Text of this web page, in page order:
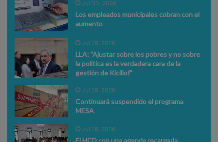
Jul 30, 2026
Los empleados municipales cobran con el
aumento
Jul 29, 2026
LLA: "Ajustar sobre los pobres y no sobre
la política es la verdadera cara de la
gestión de Kicillof"
Jul 29, 2026
Continuará suspendido el programa
MESA
Jul 29, 2026